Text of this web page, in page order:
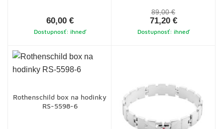
60,00 €
Dostupnosť: ihneď
89,00 €
71,20 €
Dostupnosť: ihneď
Rothenschild box na hodinky
RS-5598-6